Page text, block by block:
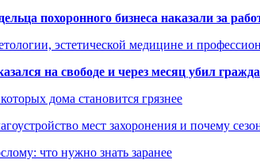
похоронного бизнеса наказали за
эстетической медицине и
на свободе и через месяц убил
дома становится грязнее
мест захоронения и почему
что нужно знать заранее